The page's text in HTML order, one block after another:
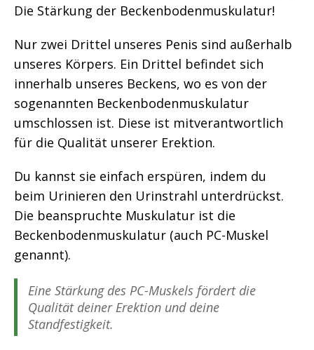
Die Stärkung der Beckenbodenmuskulatur!
Nur zwei Drittel unseres Penis sind außerhalb
unseres Körpers. Ein Drittel befindet sich
innerhalb unseres Beckens, wo es von der
sogenannten Beckenbodenmuskulatur
umschlossen ist. Diese ist mitverantwortlich
für die Qualität unserer Erektion.
Du kannst sie einfach erspüren, indem du
beim Urinieren den Urinstrahl unterdrückst.
Die beanspruchte Muskulatur ist die
Beckenbodenmuskulatur (auch PC-Muskel
genannt).
Eine Stärkung des PC-Muskels fördert die
Qualität deiner Erektion und deine
Standfestigkeit.